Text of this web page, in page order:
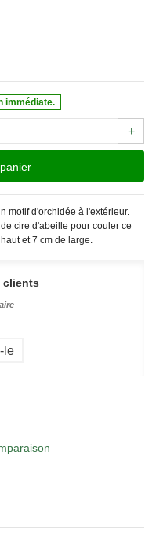
immédiate.
+
motif d'orchidée à l'extérieur.
cire d'abeille pour couler ce
et 7 cm de large.
clients
le